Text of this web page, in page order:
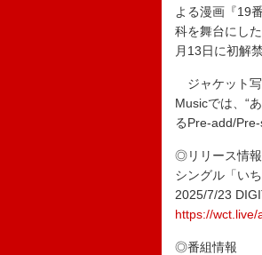
よる漫画『19
科を舞台にし
月13日に初解
ジャケット写
Musicでは、“
るPre-add/Pre-
◎リリース情報
シングル「いち
2025/7/23
https://
◎番組情報